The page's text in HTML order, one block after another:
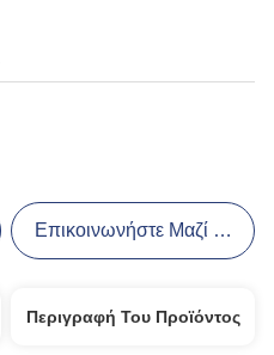
Επικοινωνήστε Μαζί Μας
Περιγραφή Του Προϊόντος